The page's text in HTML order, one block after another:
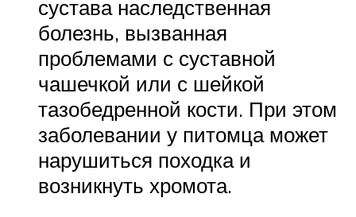
сустава наследственная
болезнь, вызванная
проблемами с суставной
чашечкой или с шейкой
тазобедренной кости. При этом
заболевании у питомца может
нарушиться походка и
возникнуть хромота.